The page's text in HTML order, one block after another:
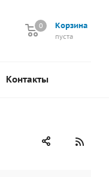
Корзина
0
пуста
0
Контакты